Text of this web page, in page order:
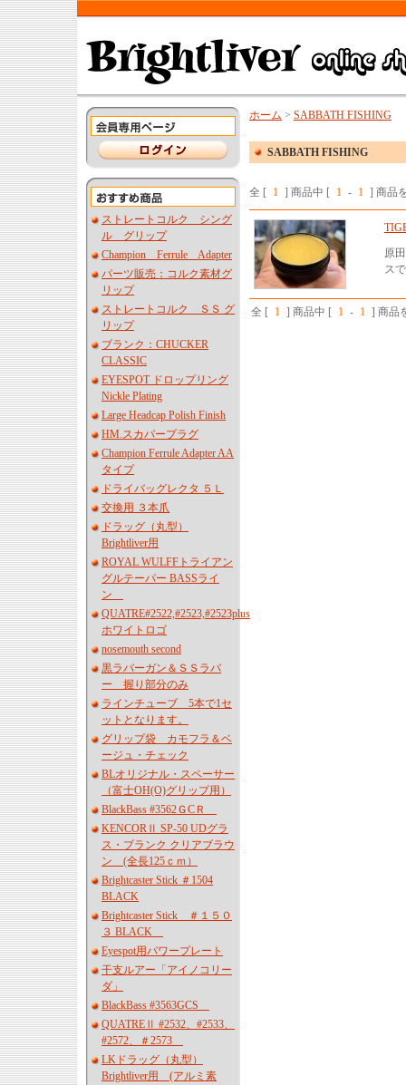
ストレートコルク シング
ル グリップ
Champion Ferrule Adapter
パーツ販売：コルク素材グ
リップ
ストレートコルク ＳＳ グ
リップ
ブランク：CHUCKER
CLASSIC
EYESPOT ドロップリング
Nickle Plating
Large Headcap Polish Finish
HM.スカパープラグ
Champion Ferrule Adapter AA
タイプ
ドライバッグレクタ ５Ｌ
交換用 ３本爪
ドラッグ（丸型）
Brightliver用
ROYAL WULFFトライアン
グルテーパー BASSライ
ン
QUATRE#2522,#2523,#2523plus
ホワイトロゴ
nosemouth second
黒ラバーガン＆ＳＳラバ
ー 握り部分のみ
ラインチューブ 5本で1セ
ットとなります。
グリップ袋 カモフラ＆ベ
ージュ・チェック
BLオリジナル・スペーサー
（富士OH(O)グリップ用）
BlackBass #3562ＧCＲ
KENCORⅡ SP-50 UDグラ
ス・ブランク クリアブラウ
ン (全長125ｃｍ）
Brightcaster Stick ＃1504
BLACK
Brightcaster Stick ＃１５０
３ BLACK
Eyespot用パワープレート
干支ルアー「アイノコリー
ダ」
BlackBass #3563GCS
QUATREⅡ #2532、#2533、
#2572、＃2573
LKドラッグ（丸型）
Brightliver用 (アルミ素
ホーム > SABBATH FISHING
SABBATH FISHING
全 [ 1 ] 商品中 [ 1 - 1 ] 商品
原
ス
全 [ 1 ] 商品中 [ 1 - 1 ] 商品